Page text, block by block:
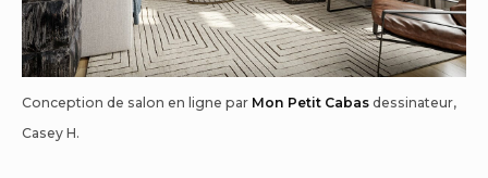
Conception de salon en ligne par Mon Petit Cabas dessinateur,
Casey H.